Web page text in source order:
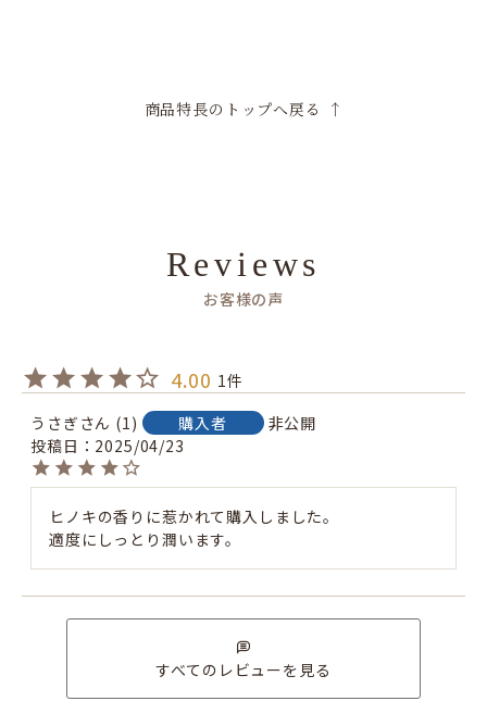
商品特長のトップへ戻る ↑
Reviews
お客様の声
4.00 1
うさぎ
1 購入者
非公開
投稿日
2025/04/23
ヒノキの香りに惹かれて購入しました。
適度にしっとり潤います。
すべてのレビューを見る